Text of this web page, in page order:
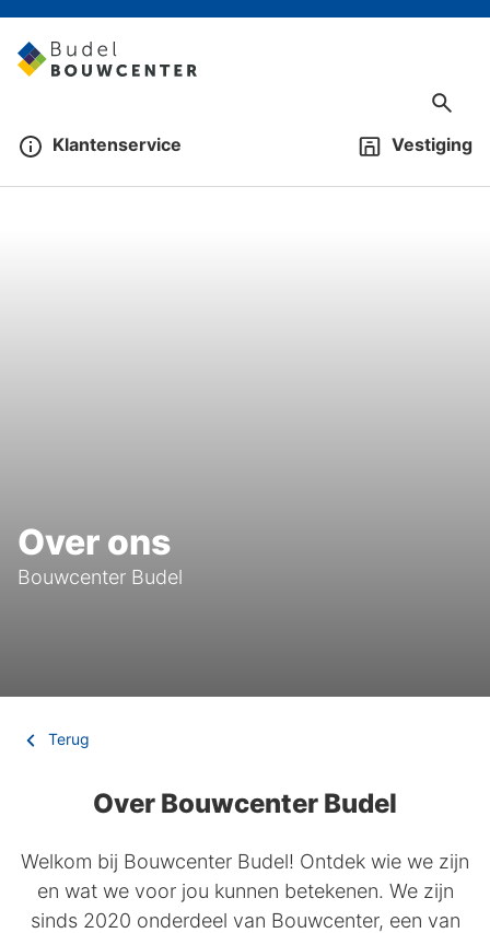
Klantenservice Vestiging
Over ons
Bouwcenter Budel
Terug
Over Bouwcenter Budel
Welkom bij Bouwcenter Budel! Ontdek wie we zijn
en wat we voor jou kunnen betekenen. We zijn
sinds 2020 onderdeel van Bouwcenter, een van